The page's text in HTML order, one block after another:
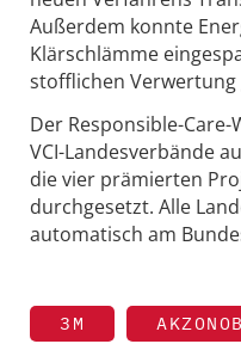
Außerdem konnte
Klärschlämme
stofflichen Verwertung
Der Responsible-
VCI-Landesverbände
die vier prämierten
durchgesetzt. Alle
automatisch am
3M